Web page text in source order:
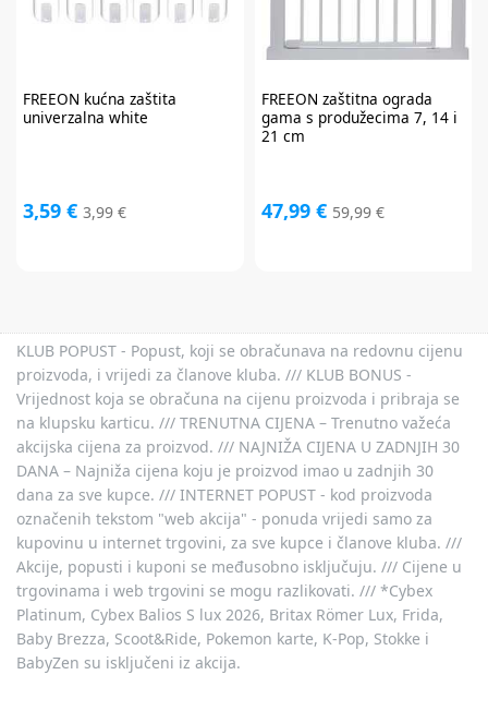
FREEON kućna zaštita
univerzalna white
3,59 € 3,99 €
FREEON zaštitna ograda
gama s produžecima 7, 14 i
21 cm
47,99 € 59,99 €
KLUB POPUST - Popust, koji se obračunava na redovnu cijenu
proizvoda, i vrijedi za članove kluba. /// KLUB BONUS -
Vrijednost koja se obračuna na cijenu proizvoda i pribraja se
na klupsku karticu. /// TRENUTNA CIJENA – Trenutno važeća
akcijska cijena za proizvod. /// NAJNIŽA CIJENA U ZADNJIH 30
DANA – Najniža cijena koju je proizvod imao u zadnjih 30
dana za sve kupce. /// INTERNET POPUST - kod proizvoda
označenih tekstom "web akcija" - ponuda vrijedi samo za
kupovinu u internet trgovini, za sve kupce i članove kluba. ///
Akcije, popusti i kuponi se međusobno isključuju. /// Cijene u
trgovinama i web trgovini se mogu razlikovati. /// *Cybex
Platinum, Cybex Balios S lux 2026, Britax Römer Lux, Frida,
Baby Brezza, Scoot&Ride, Pokemon karte, K-Pop, Stokke i
BabyZen su isključeni iz akcija.